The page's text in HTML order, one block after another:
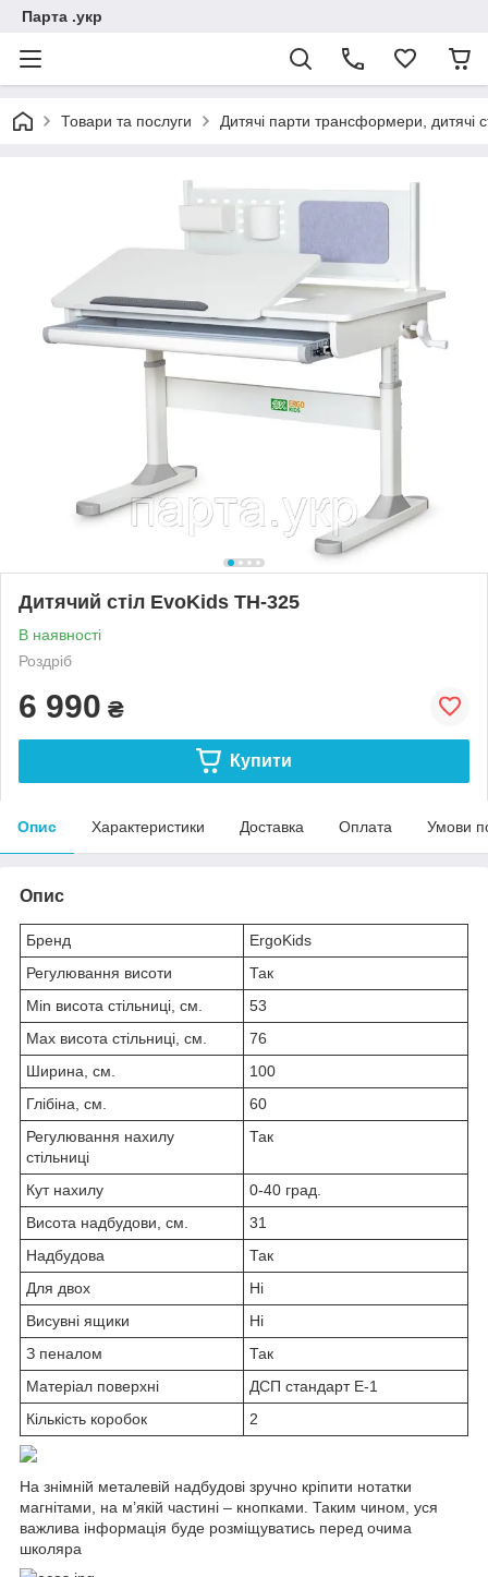
Парта .укр
Товари та послуги Дитячі парти трансформери, дитячі
Дитячий стіл EvoKids TH-325
В наявності
Роздріб
6 990 ₴
Купити
Опис Характеристики Доставка Оплата Умови
Опис
Бренд
ErgoKids
Регулювання висоти
Так
Min висота стільниці, см.
53
Max висота стільниці, см.
76
Ширина, см.
100
Глібіна, см.
60
Регулювання нахилу
стільниці
Так
Кут нахилу
0-40 град.
Висота надбудови, см.
31
Надбудова
Так
Для двох
Ні
Висувні ящики
Ні
З пеналом
Так
Матеріал поверхні
ДСП стандарт Е-1
Кількість коробок
2
На знімній металевій надбудові зручно кріпити нотатки
магнітами, на м’якій частині – кнопками. Таким чином, уся
важлива інформація буде розміщуватись перед очима
школяра